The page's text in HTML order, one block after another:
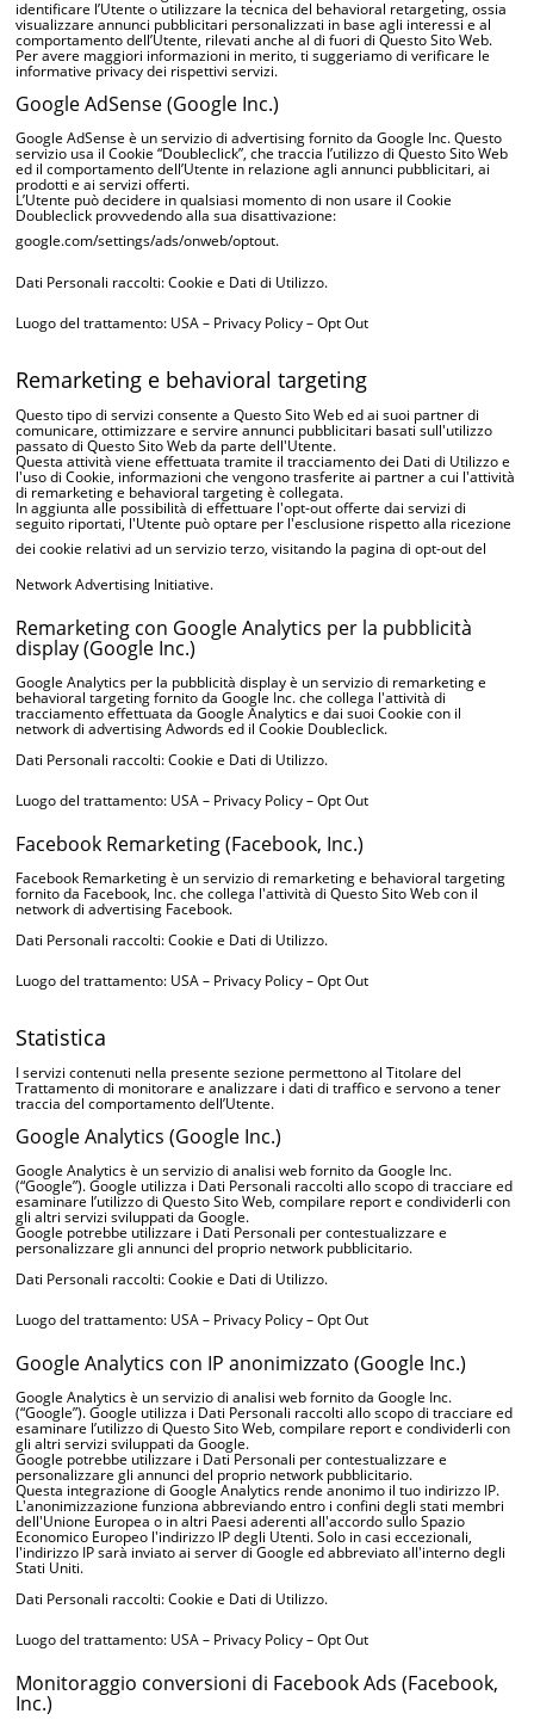
identificare l’Utente o utilizzare la tecnica del behavioral retargeting, ossia
visualizzare annunci pubblicitari personalizzati in base agli interessi e al
comportamento dell’Utente, rilevati anche al di fuori di Questo Sito Web.
Per avere maggiori informazioni in merito, ti suggeriamo di verificare le
informative privacy dei rispettivi servizi.
Google AdSense (Google Inc.)
Google AdSense è un servizio di advertising fornito da Google Inc. Questo
servizio usa il Cookie “Doubleclick”, che traccia l’utilizzo di Questo Sito Web
ed il comportamento dell’Utente in relazione agli annunci pubblicitari, ai
prodotti e ai servizi offerti.
L’Utente può decidere in qualsiasi momento di non usare il Cookie
Doubleclick provvedendo alla sua disattivazione:
google.com/settings/ads/onweb/optout.
Dati Personali raccolti: Cookie e Dati di Utilizzo.
Luogo del trattamento: USA – Privacy Policy–Opt Out
Remarketing e behavioral targeting
Questo tipo di servizi consente a Questo Sito Web ed ai suoi partner di
comunicare, ottimizzare e servire annunci pubblicitari basati sull'utilizzo
passato di Questo Sito Web da parte dell'Utente.
Questa attività viene effettuata tramite il tracciamento dei Dati di Utilizzo e
l'uso di Cookie, informazioni che vengono trasferite ai partner a cui l'attività
di remarketing e behavioral targeting è collegata.
In aggiunta alle possibilità di effettuare l'opt-out offerte dai servizi di
seguito riportati, l'Utente può optare per l'esclusione rispetto alla ricezione
dei cookie relativi ad un servizio terzo, visitando la pagina di opt-out del
Network Advertising Initiative.
Remarketing con Google Analytics per la pubblicità
display (Google Inc.)
Google Analytics per la pubblicità display è un servizio di remarketing e
behavioral targeting fornito da Google Inc. che collega l'attività di
tracciamento effettuata da Google Analytics e dai suoi Cookie con il
network di advertising Adwords ed il Cookie Doubleclick.
Dati Personali raccolti: Cookie e Dati di Utilizzo.
Luogo del trattamento: USA – Privacy Policy–Opt Out
Facebook Remarketing (Facebook, Inc.)
Facebook Remarketing è un servizio di remarketing e behavioral targeting
fornito da Facebook, Inc. che collega l'attività di Questo Sito Web con il
network di advertising Facebook.
Dati Personali raccolti: Cookie e Dati di Utilizzo.
Luogo del trattamento: USA – Privacy Policy–Opt Out
Statistica
I servizi contenuti nella presente sezione permettono al Titolare del
Trattamento di monitorare e analizzare i dati di traffico e servono a tener
traccia del comportamento dell’Utente.
Google Analytics (Google Inc.)
Google Analytics è un servizio di analisi web fornito da Google Inc.
(“Google”). Google utilizza i Dati Personali raccolti allo scopo di tracciare ed
esaminare l’utilizzo di Questo Sito Web, compilare report e condividerli con
gli altri servizi sviluppati da Google.
Google potrebbe utilizzare i Dati Personali per contestualizzare e
personalizzare gli annunci del proprio network pubblicitario.
Dati Personali raccolti: Cookie e Dati di Utilizzo.
Luogo del trattamento: USA – Privacy Policy–Opt Out
Google Analytics con IP anonimizzato (Google Inc.)
Google Analytics è un servizio di analisi web fornito da Google Inc.
(“Google”). Google utilizza i Dati Personali raccolti allo scopo di tracciare ed
esaminare l’utilizzo di Questo Sito Web, compilare report e condividerli con
gli altri servizi sviluppati da Google.
Google potrebbe utilizzare i Dati Personali per contestualizzare e
personalizzare gli annunci del proprio network pubblicitario.
Questa integrazione di Google Analytics rende anonimo il tuo indirizzo IP.
L'anonimizzazione funziona abbreviando entro i confini degli stati membri
dell'Unione Europea o in altri Paesi aderenti all'accordo sullo Spazio
Economico Europeo l'indirizzo IP degli Utenti. Solo in casi eccezionali,
l'indirizzo IP sarà inviato ai server di Google ed abbreviato all'interno degli
Stati Uniti.
Dati Personali raccolti: Cookie e Dati di Utilizzo.
Luogo del trattamento: USA – Privacy Policy–Opt Out
Monitoraggio conversioni di Facebook Ads (Facebook,
Inc.)